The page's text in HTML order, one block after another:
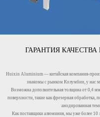
ГАРАНТИЯ
Huixin Aluminium — китайская компания-
знакомы с рынком Колумбии, у нас
Возможна дополнительная толщина от 0,4
поверхности, такие как фрезерная
анодированная
Как поставщики алюминия, мы уже более